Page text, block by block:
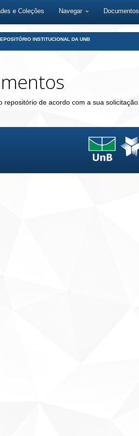
e Coleções Navegar Documentos
INSTITUCIONAL DA UNB
de acordo com a sua solicitação.